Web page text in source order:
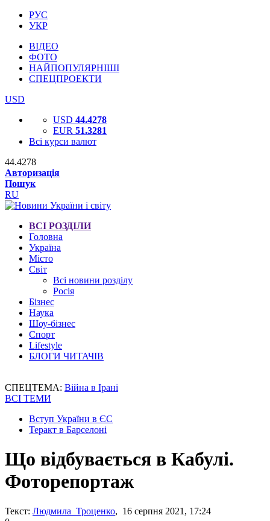
РУС
УКР
ВІДЕО
ФОТО
НАЙПОПУЛЯРНІШІ
СПЕЦПРОЕКТИ
USD
USD 44.4278
EUR 51.3281
Всі курси валют
44.4278
Авторизація
Пошук
RU
ВСІ РОЗДІЛИ
Головна
Україна
Місто
Світ
Всі новини розділу
Росія
Бізнес
Наука
Шоу-бізнес
Спорт
Lifestyle
БЛОГИ ЧИТАЧІВ
СПЕЦТЕМА: Війна в Ірані
ВСІ ТЕМИ
Вступ України в ЄС
Теракт в Барселоні
Що відбувається в Кабулі.
Фоторепортаж
Текст: Людмила Троценко, 16 серпня 2021, 17:24